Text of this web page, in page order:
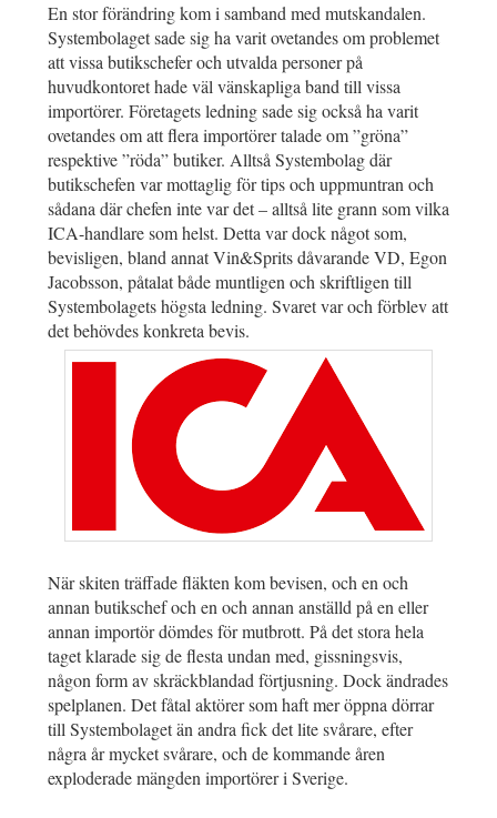
En stor förändring kom i samband med mutskandalen.
Systembolaget sade sig ha varit ovetandes om problemet
att vissa butikschefer och utvalda personer på
huvudkontoret hade väl vänskapliga band till vissa
importörer. Företagets ledning sade sig också ha varit
ovetandes om att flera importörer talade om ”gröna”
respektive ”röda” butiker. Alltså Systembolag där
butikschefen var mottaglig för tips och uppmuntran och
sådana där chefen inte var det – alltså lite grann som vilka
ICA-handlare som helst. Detta var dock något som,
bevisligen, bland annat Vin&Sprits dåvarande VD, Egon
Jacobsson, påtalat både muntligen och skriftligen till
Systembolagets högsta ledning. Svaret var och förblev att
det behövdes konkreta bevis.
När skiten träffade fläkten kom bevisen, och en och
annan butikschef och en och annan anställd på en eller
annan importör dömdes för mutbrott. På det stora hela
taget klarade sig de flesta undan med, gissningsvis,
någon form av skräckblandad förtjusning. Dock ändrades
spelplanen. Det fåtal aktörer som haft mer öppna dörrar
till Systembolaget än andra fick det lite svårare, efter
några år mycket svårare, och de kommande åren
exploderade mängden importörer i Sverige.